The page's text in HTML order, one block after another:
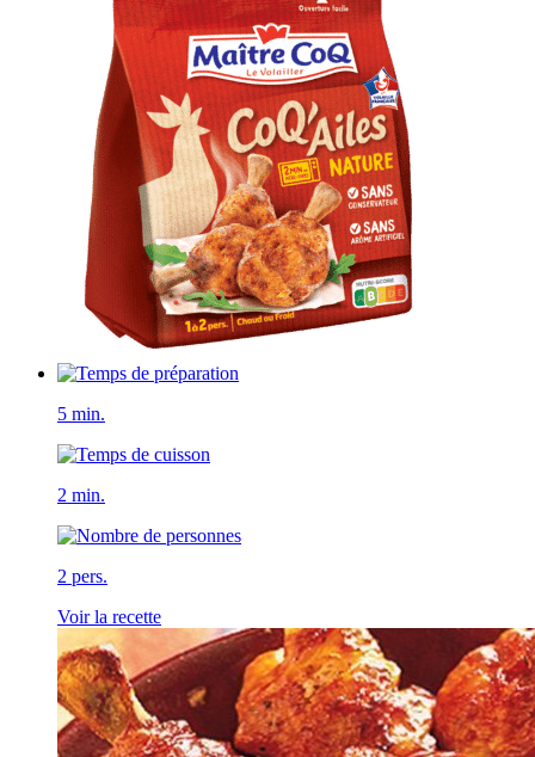
5 min.
2 min.
2 pers.
Voir la recette